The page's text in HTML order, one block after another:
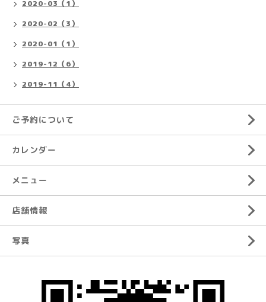
2020-03（1）
2020-02（3）
2020-01（1）
2019-12（6）
2019-11（4）
ご予約について
カレンダー
メニュー
店舗情報
写真